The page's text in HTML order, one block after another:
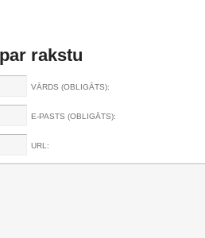
rakstu
VĀRDS (OBLIGĀTS):
E-PASTS (OBLIGĀTS):
URL: